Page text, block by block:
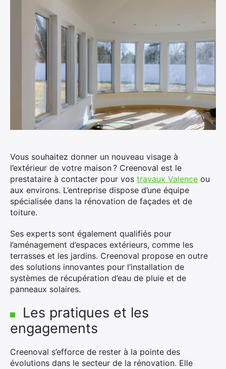
Vous souhaitez donner un nouveau visage à
l’extérieur de votre maison ? Creenoval est le
prestataire à contacter pour vos travaux Valence ou
aux environs. L’entreprise dispose d’une équipe
spécialisée dans la rénovation de façades et de
toiture.
Ses experts sont également qualifiés pour
l’aménagement d’espaces extérieurs, comme les
terrasses et les jardins. Creenoval propose en outre
des solutions innovantes pour l’installation de
systèmes de récupération d’eau de pluie et de
panneaux solaires.
Les pratiques et les
engagements
Creenoval s’efforce de rester à la pointe des
évolutions dans le secteur de la rénovation. Elle